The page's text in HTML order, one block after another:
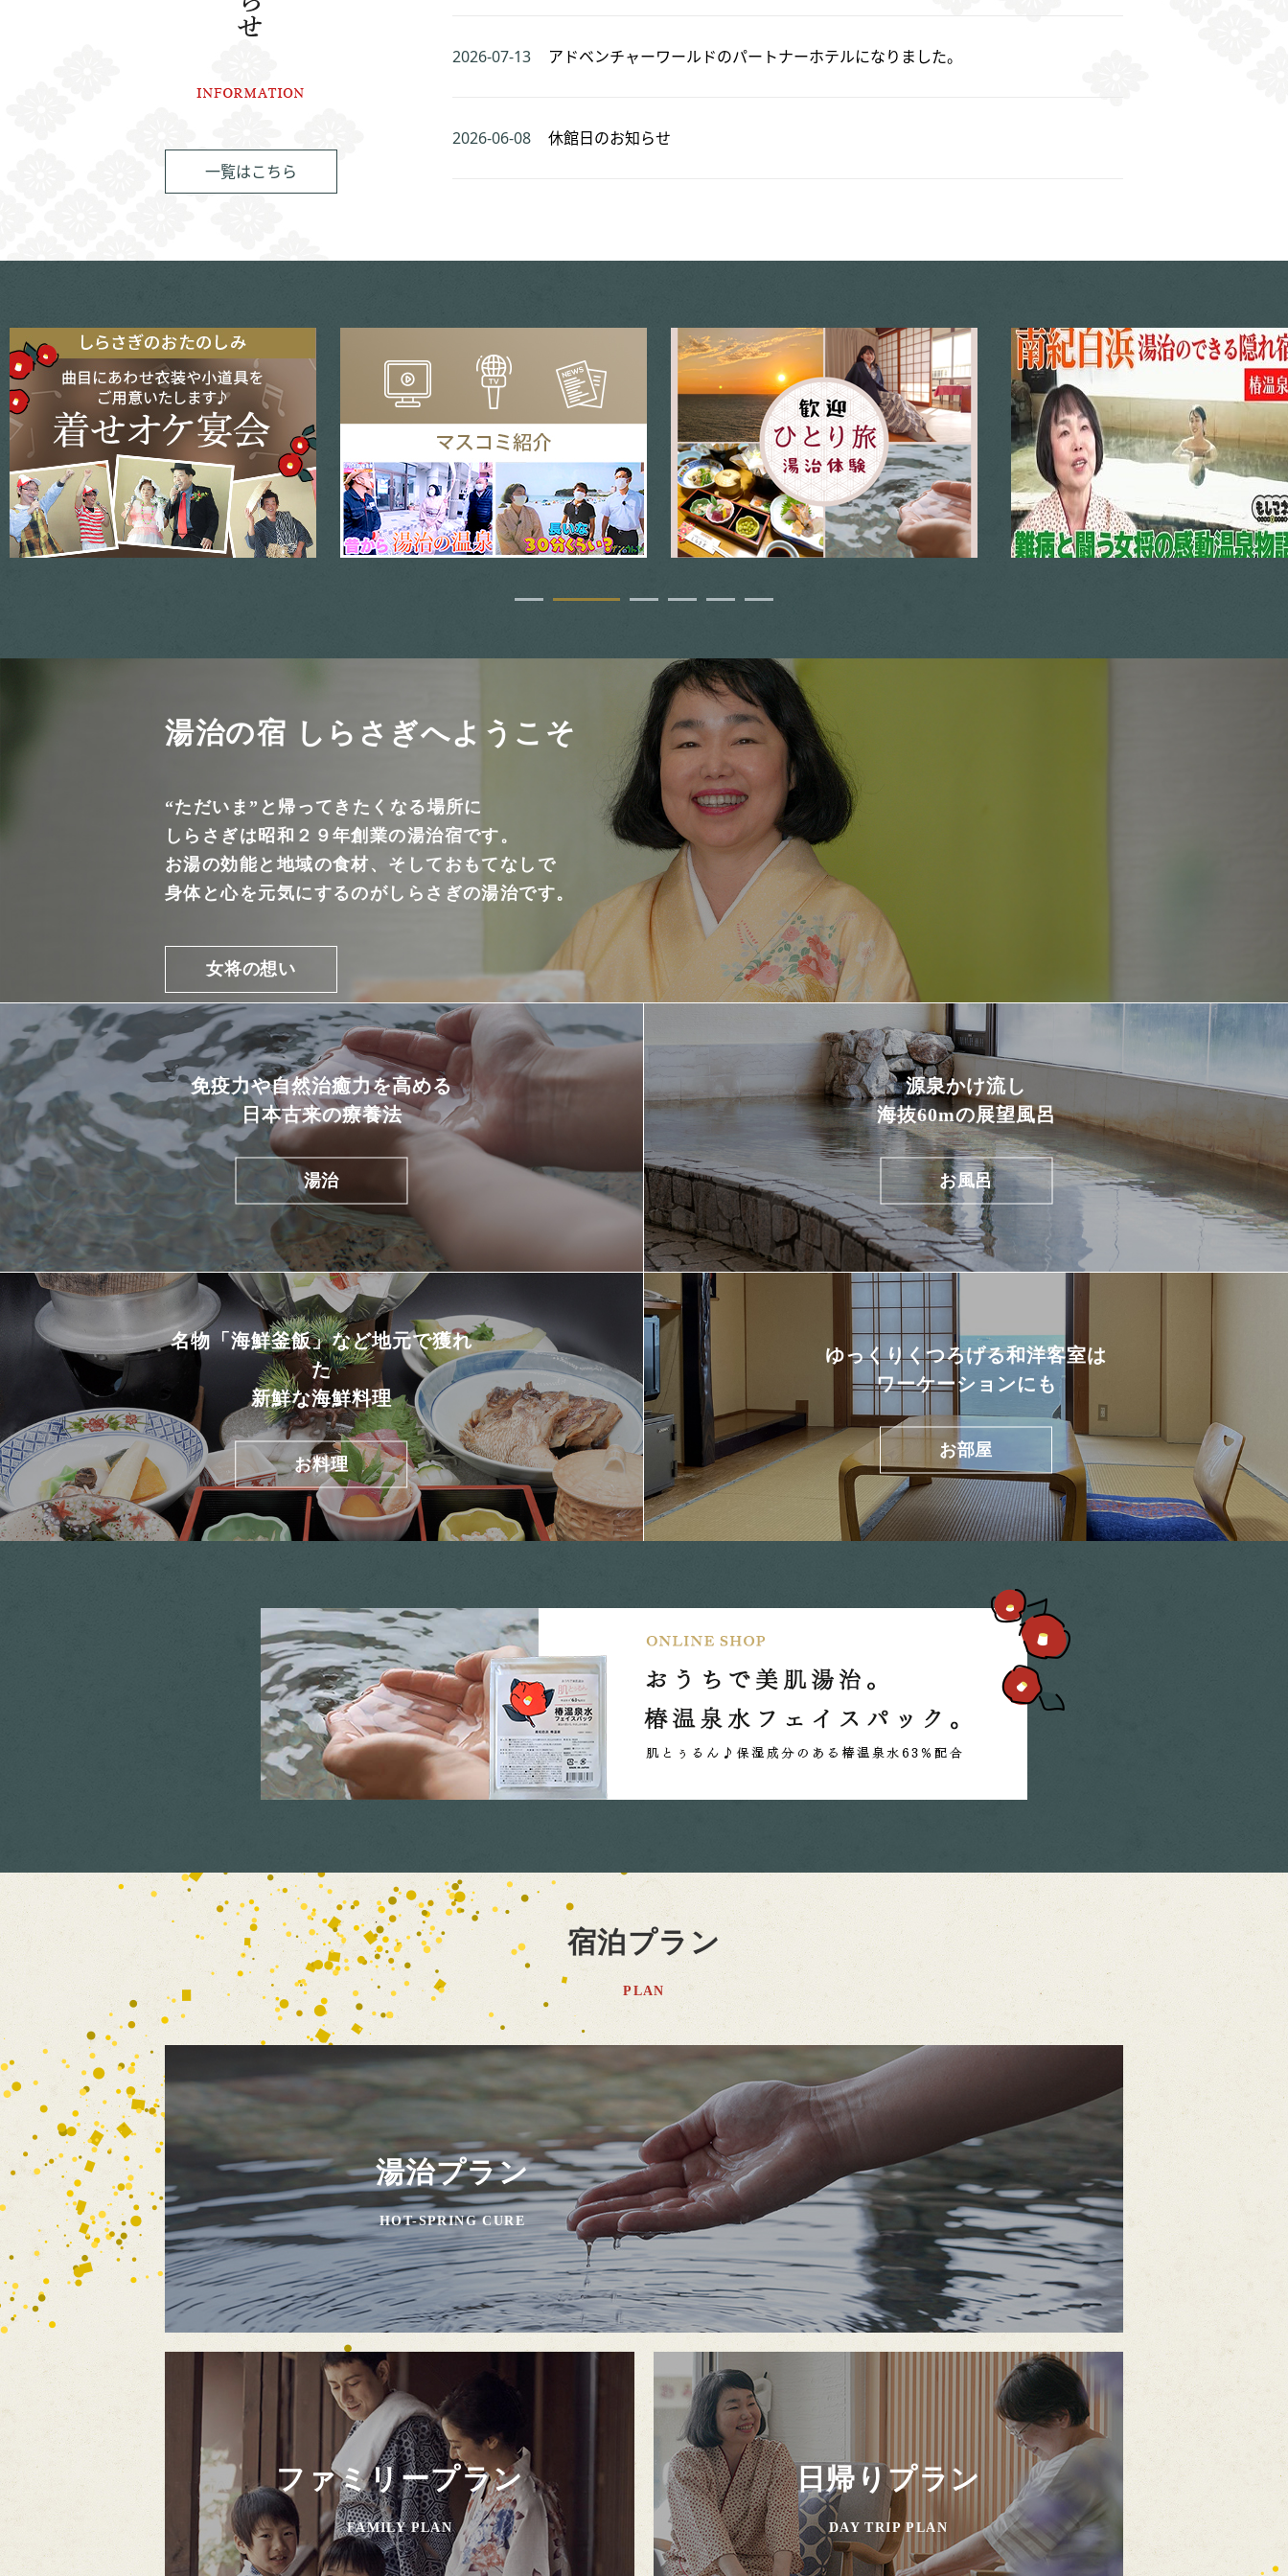
一覧はこちら
2026-07-13 アドベンチャーワールドのパートナーホテルになりました。
2026-06-08 休館日のお知らせ
湯治の宿 しらさぎへようこそ
“ただいま”と帰ってきたくなる場所に
しらさぎは昭和２９年創業の湯治宿です。
お湯の効能と地域の食材、そしておもてなしで
身体と心を元気にするのがしらさぎの湯治です。
女将の想い
免疫力や自然治癒力を高める
日本古来の療養法
湯治
源泉かけ流し
海抜60mの展望風呂
お風呂
名物「海鮮釜飯」など地元で獲れ
た
新鮮な海鮮料理
お料理
ゆっくりくつろげる和洋客室は
ワーケーションにも
お部屋
宿泊プラン
PLAN
湯治プラン
HOT-SPRING CURE
ファミリープラン
FAMILY PLAN
日帰りプラン
DAY TRIP PLAN